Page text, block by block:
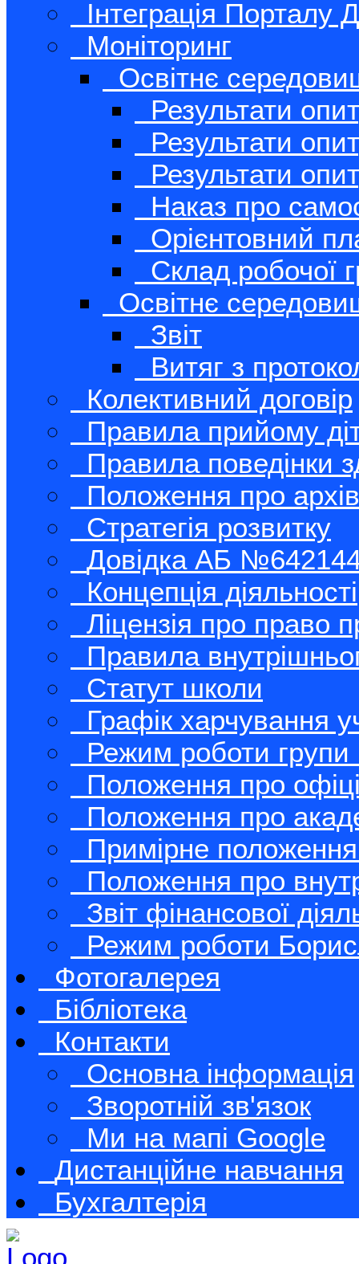
Інтеграція Порталу
Моніторинг
Освітнє
Результати
Результати
Результати
Наказ про
Орієнтовний
Склад робочої
Освітнє
Звіт
Витяг з
Колективний договір
Правила прийому
Правила поведінки
Положення про
Стратегія розвитку
Довідка АБ
Концепція діяльності
Ліцензія про право
Правила
Статут школи
Графік харчування
Режим роботи
Положення про
Положення про
Примірне
Положення про
Звіт фінансової
Режим роботи
Фотогалерея
Бібліотека
Контакти
Основна інформація
Зворотній зв'язок
Ми на мапі Google
Дистанційне навчання
Бухгалтерія